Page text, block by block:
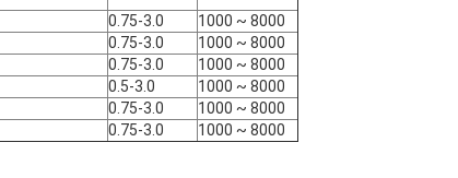
0.75-3.0
1000 ~ 8000
0.75-3.0
1000 ~ 8000
0.75-3.0
1000 ~ 8000
0.5-3.0
1000 ~ 8000
0.75-3.0
1000 ~ 8000
0.75-3.0
1000 ~ 8000